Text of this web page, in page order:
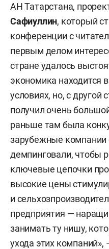
АН Татарстана,
Сафиуллин, который
конференции с
первым делом
стране удалось
экономика находится
условиях, но, с другой
получил очень
раньше там была
зарубежные компании
демпинговали, чтобы
ключевые цепочки
высокие цены
и
предприятия —
занимать ту нишу,
ухода этих